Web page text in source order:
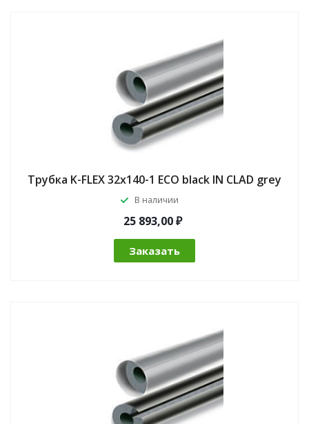
Трубка K-FLEX 32x140-1 ECO black IN CLAD grey
В наличии
25 893,00 ₽
Заказать